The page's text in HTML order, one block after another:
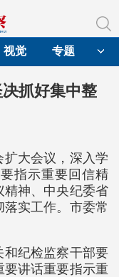
视觉 专题
抓好集中整
大会议，深入学
指示重要回信精
神、中央纪委省
实工作。市委常
纪检监察干部要
讲话重要指示重